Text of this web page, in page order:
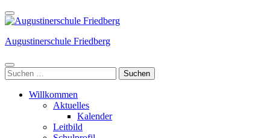
Weiter
zum
(Enter
Augustinerschule Friedberg
Suchen
nach:
Willkommen
Aktuelles
Kalender
Leitbild